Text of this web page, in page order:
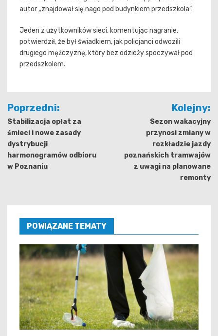
autor „znajdował się nago pod budynkiem przedszkola”.
Jeden z użytkowników sieci, komentując nagranie,
potwierdził, że był świadkiem, jak policjanci odwozili
drugiego mężczyznę, który bez odzieży spoczywał pod
przedszkolem.
Nawigacja
wpisu
Poprzedni:
Stabilizacja opłat za
śmieci i nowe zasady
dystrybucji
harmonogramów odbioru
w Poznaniu
Kolejny:
Sezon wakacyjny
przynosi zmiany w
rozkładzie jazdy
poznańskich tramwajów
z uwagi na planowane
remonty
POWIĄZANE TEMATY